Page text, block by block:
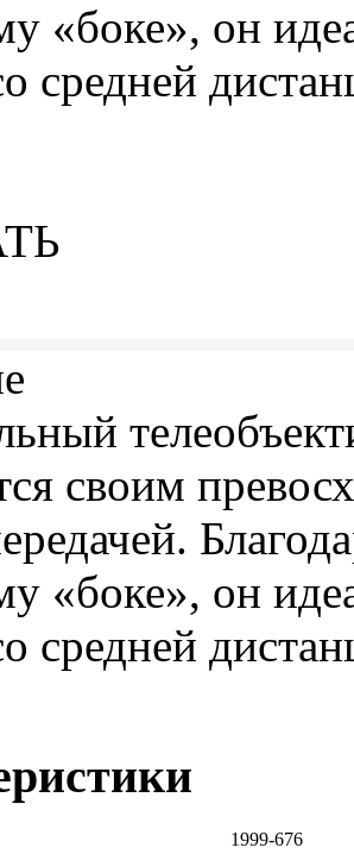
«боке», он
средней
своим
«боке», он
средней
1999-676